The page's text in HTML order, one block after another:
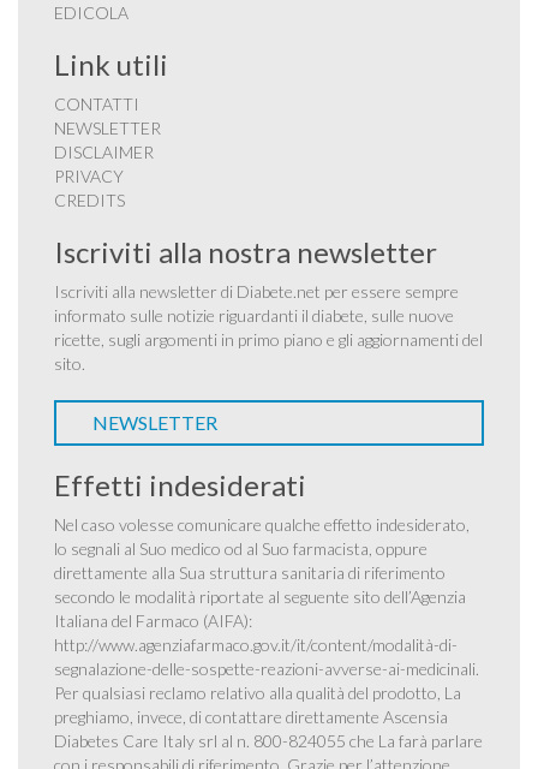
EDICOLA
Link utili
CONTATTI
NEWSLETTER
DISCLAIMER
PRIVACY
CREDITS
Iscriviti alla nostra newsletter
Iscriviti alla newsletter di Diabete.net per essere sempre
informato sulle notizie riguardanti il diabete, sulle nuove
ricette, sugli argomenti in primo piano e gli aggiornamenti del
sito.
NEWSLETTER
Effetti indesiderati
Nel caso volesse comunicare qualche effetto indesiderato,
lo segnali al Suo medico od al Suo farmacista, oppure
direttamente alla Sua struttura sanitaria di riferimento
secondo le modalità riportate al seguente sito dell’Agenzia
Italiana del Farmaco (AIFA):
http://www.agenziafarmaco.gov.it/it/content/modalità-di-
segnalazione-delle-sospette-reazioni-avverse-ai-medicinali.
Per qualsiasi reclamo relativo alla qualità del prodotto, La
preghiamo, invece, di contattare direttamente Ascensia
Diabetes Care Italy srl al n. 800-824055 che La farà parlare
con i responsabili di riferimento. Grazie per l’attenzione.